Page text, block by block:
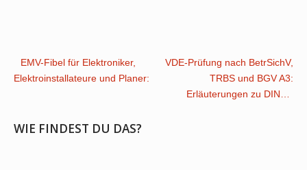
Post
EMV-Fibel für Elektroniker,
Elektroinstallateure und Planer:
VDE-Prüfung nach BetrSichV,
TRBS und BGV A3:
Erläuterungen zu DIN…
WIE FINDEST DU DAS?